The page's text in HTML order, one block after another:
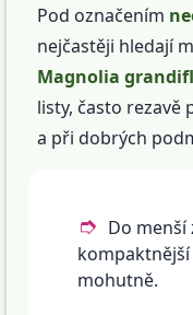
Pod označením
nejčastěji hledají
Magnolia
listy, často
a při dobrých
Do menší
mohutně.